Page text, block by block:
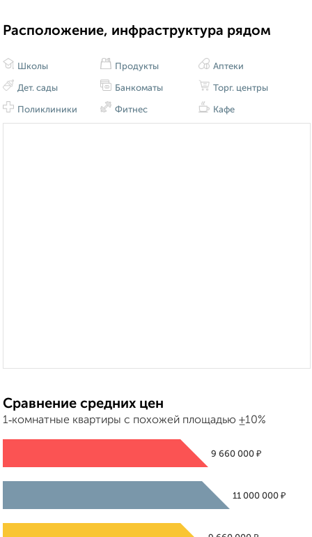
Расположение, инфраструктура рядом
Школы
Дет. сады
Поликлиники
Продукты
Банкоматы
Фитнес
Аптеки
Торг. центры
Кафе
Сравнение средних цен
1‑комнатные квартиры с похожей площадью ±10%
9 660 000₽
11 000 000 ₽